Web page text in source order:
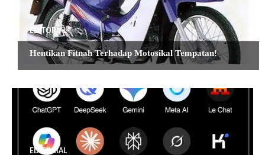
EDITORIAL
Hentikan Fitnah Terhadap Motosikal Tempatan!
EDITORIAL